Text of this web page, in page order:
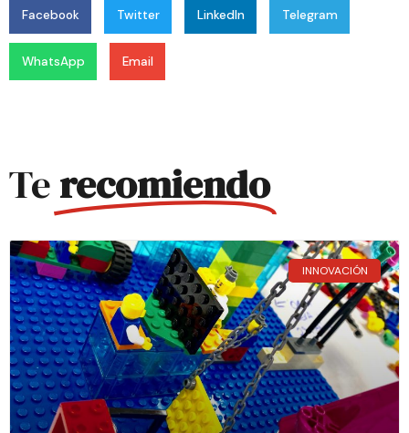
Facebook Twitter LinkedIn Telegram
WhatsApp Email
Terecomiendo
INNOVACIÓN